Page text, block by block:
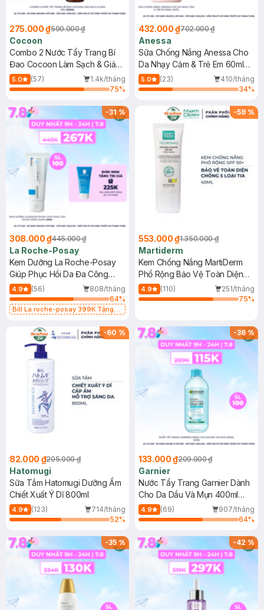
275.000 ₫590.000 ₫
Cocoon
Combo 2 Nước Tẩy Trang Bí
Đao Cocoon Làm Sạch & Giảm
Dầu 500ml
5.0 (57)
1.4k/tháng
75%
432.000 ₫702.000 ₫
Anessa
Sữa Chống Nắng Anessa Cho
Da Nhạy Cảm & Trẻ Em 60ml
(Mới)
5.0 (23)
410/tháng
34%
-31%
308.000 ₫445.000 ₫
La Roche-Posay
Kem Dưỡng La Roche-Posay
Giúp Phục Hồi Da Đa Công
Dụng 40ml
4.9 (56)
808/tháng
64%
Bill La roche-posay 399K Tặng
(SL có hạn)
-59 %
553.000 ₫1.350.000 ₫
Martiderm
Kem Chống Nắng MartiDerm
Phổ Rộng Bảo Vệ Toàn Diện
40ml
4.9 (110)
251/tháng
75%
-60 %
82.000 ₫205.000 ₫
Hatomugi
Sữa Tắm Hatomugi Dưỡng Ẩm
Chiết Xuất Ý Dĩ 800ml
4.9 (123)
714/tháng
52%
-36%
133.000 ₫209.000 ₫
Garnier
Nước Tẩy Trang Garnier Dành
Cho Da Dầu Và Mụn 400ml
(Mới)
4.9 (69)
907/tháng
64%
-35% -42%